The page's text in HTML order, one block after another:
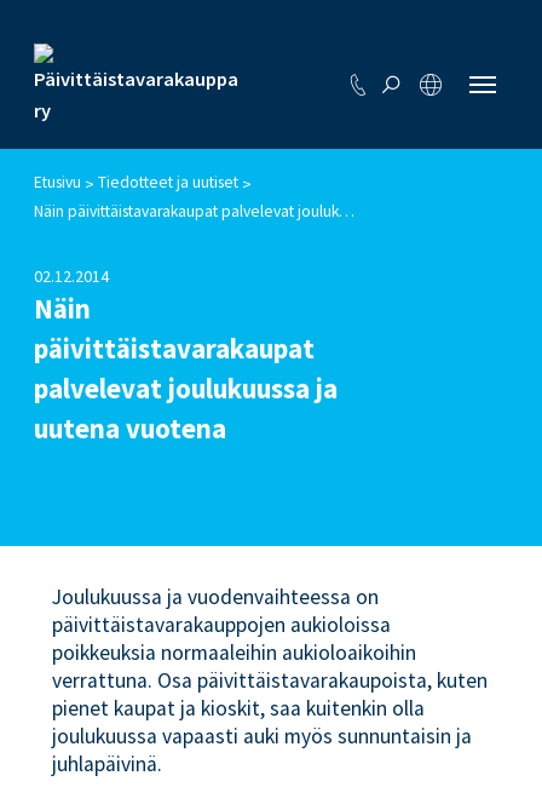
Etusivu > Tiedotteet ja uutiset >
Näin päivittäistavarakaupat palvelevat joulukuussa ja uutena vuotena
02.12.2014
Näin
päivittäistavarakaupat
palvelevat joulukuussa ja
uutena vuotena
Joulukuussa ja vuodenvaihteessa on
päivittäistavarakauppojen aukioloissa
poikkeuksia normaaleihin aukioloaikoihin
verrattuna. Osa päivittäistavarakaupoista, kuten
pienet kaupat ja kioskit, saa kuitenkin olla
joulukuussa vapaasti auki myös sunnuntaisin ja
juhlapäivinä.